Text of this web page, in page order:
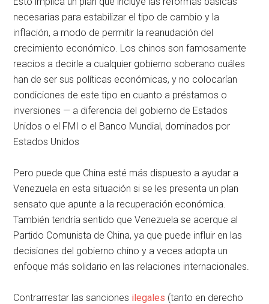
necesarias para estabilizar el tipo de cambio y la
inflación, a modo de permitir la reanudación del
crecimiento económico. Los chinos son famosamente
reacios a decirle a cualquier gobierno soberano cuáles
han de ser sus políticas económicas, y no colocarían
condiciones de este tipo en cuanto a préstamos o
inversiones — a diferencia del gobierno de Estados
Unidos o el FMI o el Banco Mundial, dominados por
Estados Unidos
Pero puede que China esté más dispuesto a ayudar a
Venezuela en esta situación si se les presenta un plan
sensato que apunte a la recuperación económica.
También tendría sentido que Venezuela se acerque al
Partido Comunista de China, ya que puede influir en las
decisiones del gobierno chino y a veces adopta un
enfoque más solidario en las relaciones internacionales.
Contrarrestar las sanciones ilegales (tanto en derecho